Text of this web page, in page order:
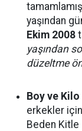
yaşından
Ekim 2008
yaşından
düzeltme
Boy ve Kilo
erkekler
Beden